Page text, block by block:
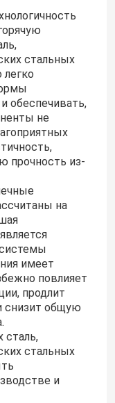
стальных
легко
обеспечивать,
не
прочность из-
на
имеет
повлияет
продлит
снизит общую
сталь,
стальных
и